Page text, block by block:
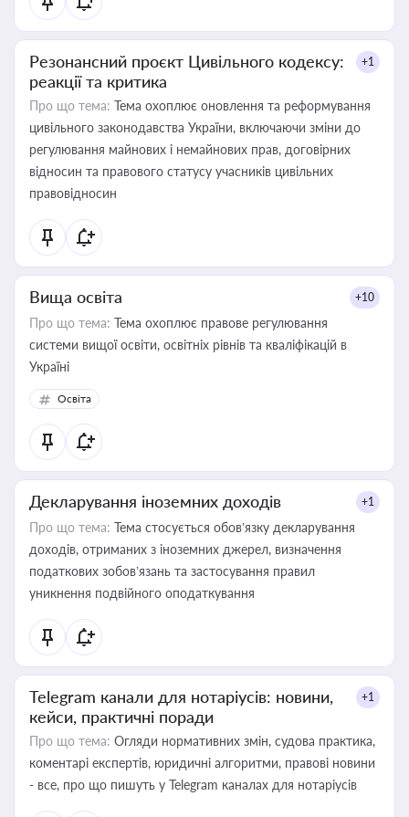
Резонансний проєкт Цивільного кодексу:
реакції та критика
+1
Про що тема: Тема охоплює оновлення та реформування
цивільного законодавства України, включаючи зміни до
регулювання майнових і немайнових прав, договірних
відносин та правового статусу учасників цивільних
правовідносин
Вища освіта +10
Про що тема: Тема охоплює правове регулювання
системи вищої освіти, освітніх рівнів та кваліфікацій в
Україні
Освіта
Декларування іноземних доходів +1
Про що тема: Тема стосується обов’язку декларування
доходів, отриманих з іноземних джерел, визначення
податкових зобов’язань та застосування правил
уникнення подвійного оподаткування
Telegram канали для нотаріусів: новини,
кейси, практичні поради
+1
Про що тема: Огляди нормативних змін, судова практика,
коментарі експертів, юридичні алгоритми, правові новини
- все, про що пишуть у Telegram каналах для нотаріусів